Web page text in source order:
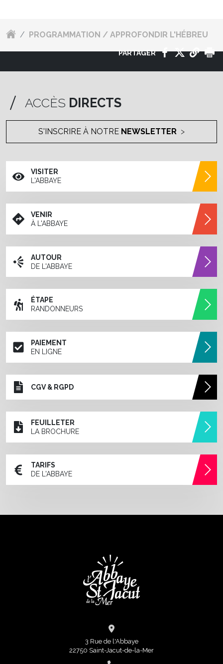
/ PROGRAMMATION / APPROFONDIR L'HÉBREU
PARTAGER
ACCÈS DIRECTS
S'INSCRIRE À NOTRE NEWSLETTER
VISITER
L'ABBAYE
VENIR
À L'ABBAYE
AUTOUR
DE L'ABBAYE
ÉTAPE
RANDONNEURS
PAIEMENT
EN LIGNE
CGV & RGPD
FEUILLETER
LA BROCHURE
TARIFS
DE L'ABBAYE
3 Rue de l'Abbaye
22750 Saint-Jacut-de-la-Mer